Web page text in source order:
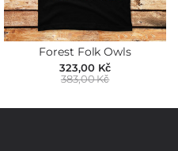
Forest Folk Owls
323,00 Kč
383,00 Kč